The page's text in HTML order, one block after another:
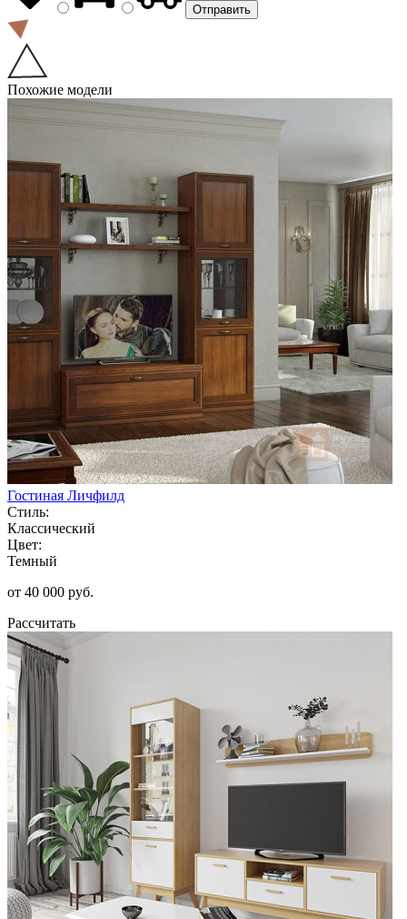
Похожие модели
Гостиная Личфилд
Стиль:
Классический
Цвет:
Темный
от 40 000 руб.
Рассчитать